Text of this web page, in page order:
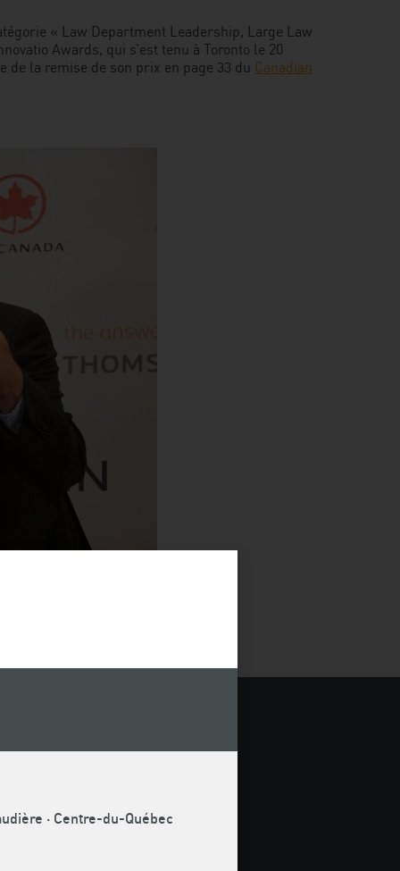
« Law Department Leadership, Large Law
Awards, qui s’est tenu à Toronto le 20
la remise de son prix en page 33 du Canadian
· Centre-du-Québec